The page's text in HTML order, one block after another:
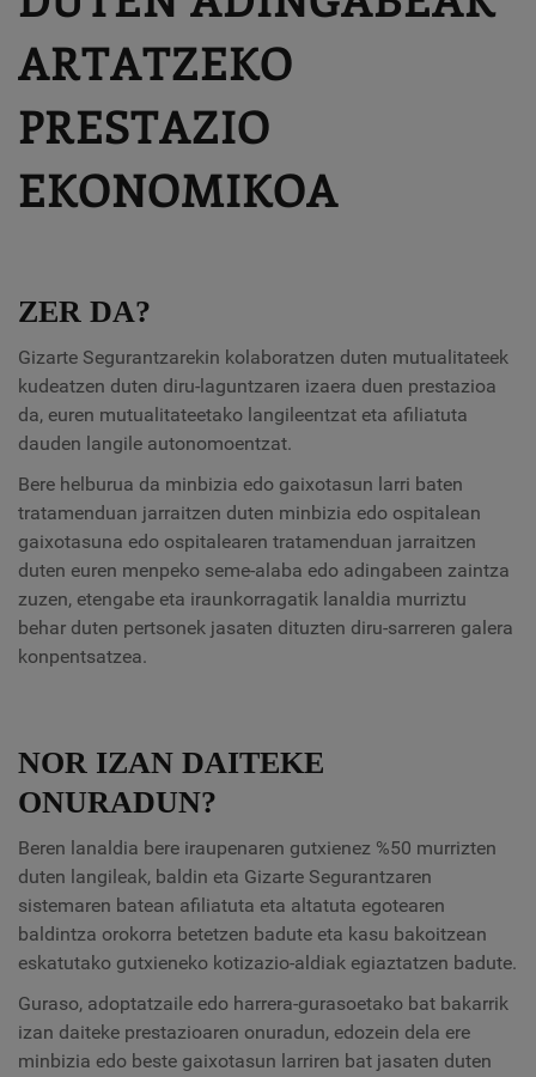
ARTATZEKO
PRESTAZIO
EKONOMIKOA
ZER DA?
Gizarte Segurantzarekin kolaboratzen duten mutualitateek
kudeatzen duten diru-laguntzaren izaera duen prestazioa
da, euren mutualitateetako langileentzat eta afiliatuta
dauden langile autonomoentzat.
Bere helburua da minbizia edo gaixotasun larri baten
tratamenduan jarraitzen duten minbizia edo ospitalean
gaixotasuna edo ospitalearen tratamenduan jarraitzen
duten euren menpeko seme-alaba edo adingabeen zaintza
zuzen, etengabe eta iraunkorragatik lanaldia murriztu
behar duten pertsonek jasaten dituzten diru-sarreren galera
konpentsatzea.
NOR IZAN DAITEKE
ONURADUN?
Beren lanaldia bere iraupenaren gutxienez %50 murrizten
duten langileak, baldin eta Gizarte Segurantzaren
sistemaren batean afiliatuta eta altatuta egotearen
baldintza orokorra betetzen badute eta kasu bakoitzean
eskatutako gutxieneko kotizazio-aldiak egiaztatzen badute.
Guraso, adoptatzaile edo harrera-gurasoetako bat bakarrik
izan daiteke prestazioaren onuradun, edozein dela ere
minbizia edo beste gaixotasun larriren bat jasaten duten